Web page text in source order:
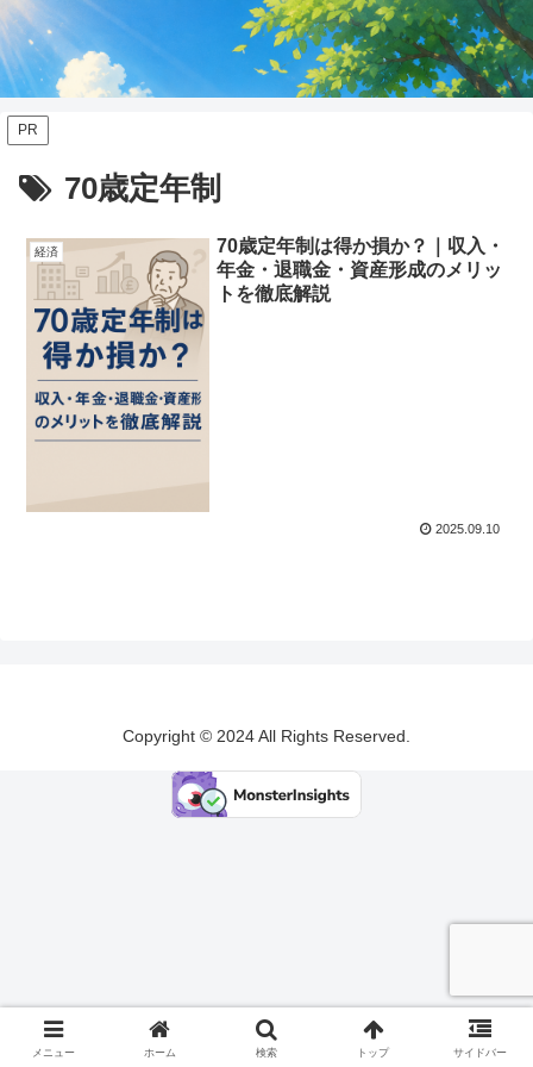
PR
70歳定年制
経済
70歳定年制は得か損か？｜収入・
年金・退職金・資産形成のメリッ
トを徹底解説
2025.09.10
Copyright © 2024 All Rights Reserved.
メニュー ホーム 検索 トップ サイドバー